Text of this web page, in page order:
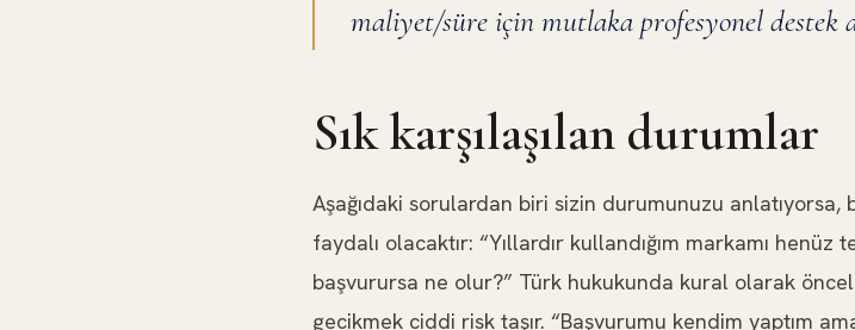
maliyet/süre için mutlaka profesyonel destek
Sık karşılaşılan durumlar
Aşağıdaki sorulardan biri sizin durumunuzu
faydalı olacaktır: “Yıllardır kullandığım markamı
başvurursa ne olur?” Türk hukukunda kural olarak
gecikmek ciddi risk taşır. “Başvurumu kendim yaptım